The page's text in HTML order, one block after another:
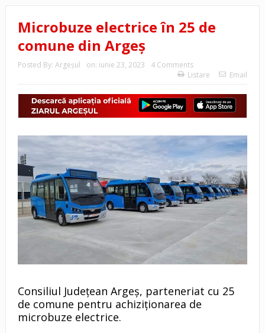
Microbuze electrice în 25 de
comune din Argeș
Posted By: Argeşul on: iunie 23, 2023
4 Comments
Listare
Email
Consiliul Județean Argeș, parteneriat cu 25
de comune pentru achiziționarea de
microbuze electrice.